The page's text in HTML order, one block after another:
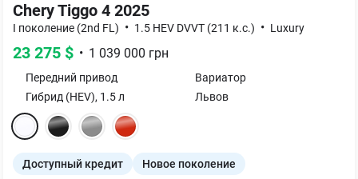
Chery Tiggo 4 2025
I поколение (2nd FL) • 1.5 HEV DVVT (211 к.с.) • Luxury
23 275 $ • 1 039 000 грн
Передний привод
Вариатор
Гибрид (HEV), 1.5л Львов
Доступный кредит Новое поколение